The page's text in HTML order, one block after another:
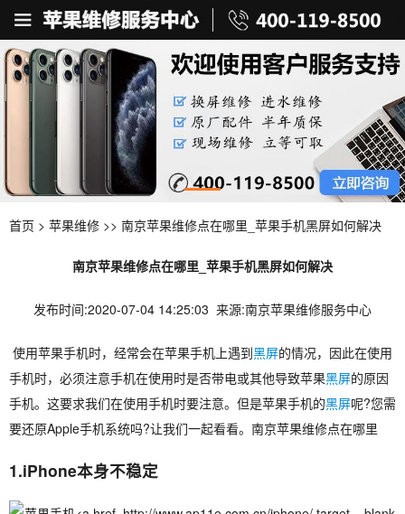
首页 > 苹果维修 >> 南京苹果维修点在哪里_苹果手机黑屏如何解决
南京苹果维修点在哪里_苹果手机黑屏如何解决
发布时间:2020-07-04 14:25:03 来源:南京苹果维修服务中心
使用苹果手机时，经常会在苹果手机上遇到黑屏的情况，因此在使用
手机时，必须注意手机在使用时是否带电或其他导致苹果黑屏的原因
手机。这要求我们在使用手机时要注意。但是苹果手机的黑屏呢?您需
要还原Apple手机系统吗?让我们一起看看。南京苹果维修点在哪里
1.iPhone本身不稳定